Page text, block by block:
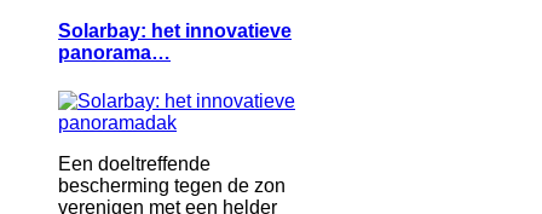
Solarbay: het innovatieve
panorama…
Een doeltreffende
bescherming tegen de zon
verenigen met een helder